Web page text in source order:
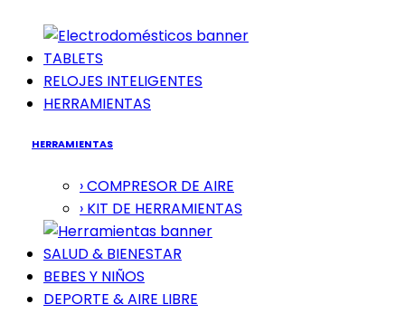
TABLETS
RELOJES INTELIGENTES
HERRAMIENTAS
HERRAMIENTAS
› COMPRESOR DE AIRE
› KIT DE HERRAMIENTAS
SALUD & BIENESTAR
BEBES Y NIÑOS
DEPORTE & AIRE LIBRE